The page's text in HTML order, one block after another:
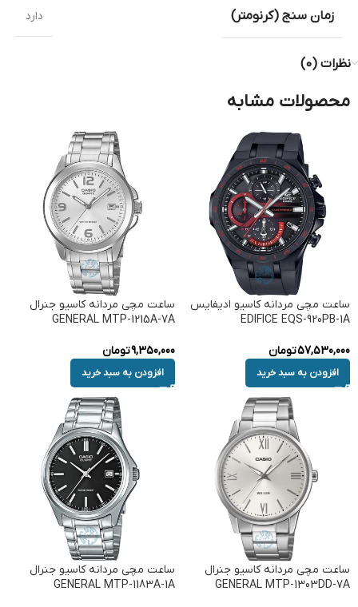
زمان سنج (کرنومتر) دارد
نظرات (0)
محصولات مشابه
ساعت مچی مردانه کاسیو ادیفایس
EDIFICE EQS-920PB-1A
57,530,000تومان
افزودن به سبد خرید
ساعت مچی مردانه کاسیو جنرال
GENERAL MTP-1215A-7A
9,350,000تومان
افزودن به سبد خرید
ساعت مچی مردانه کاسیو جنرال
GENERAL MTP-1303DD-7A
ساعت مچی مردانه کاسیو جنرال
GENERAL MTP-1183A-1A